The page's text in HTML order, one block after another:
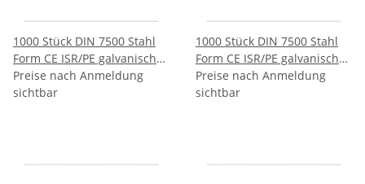
1000 Stück DIN 7500 Stahl
Form CE ISR/PE galvanisch
verzinkt Gewindefurchende
Schrauben ISR metr.
Preise nach Anmeldung
sichtbar
1000 Stück DIN 7500 Stahl
Form CE ISR/PE galvanisch
verzinkt Gewindefurchende
Schrauben ISR metr.
Preise nach Anmeldung
sichtbar